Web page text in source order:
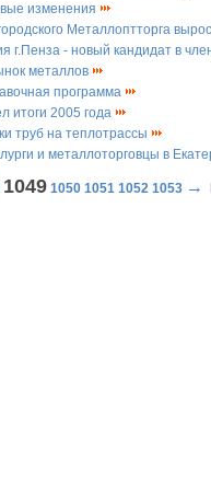
изменения
Металлоптторга
г.Пенза - новый кандидат в
металлов
программа
итоги 2005 года
труб на теплотрассы
и металлоторговцы в
1049 1050 1051 1052 1053 →